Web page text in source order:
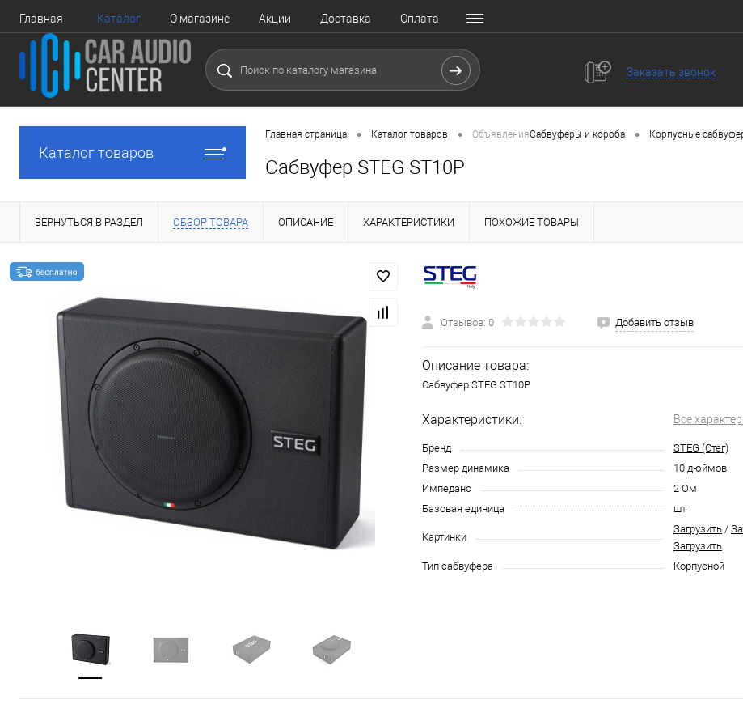
Главная Каталог О магазине Акции Доставка Оплата
Заказать звонок
Каталог товаров
Главная страница • Каталог товаров • ОбъявленияСабвуферы и короба • Корпусные
Сабвуфер STEG ST10P
ВЕРНУТЬСЯ В РАЗДЕЛ ОБЗОР ТОВАРА ОПИСАНИЕ ХАРАКТЕРИСТИКИ ПОХОЖИЕ ТОВАРЫ
Отзывов: 0 Добавить отзыв
Описание товара:
Сабвуфер STEG ST10P
Характеристики: Все
Бренд
STEG (Стег)
Размер динамика
10 дюймов
Импеданс
2 Ом
Базовая единица
шт
Картинки
Загрузить /
Загрузить
Тип сабвуфера
Корпусной